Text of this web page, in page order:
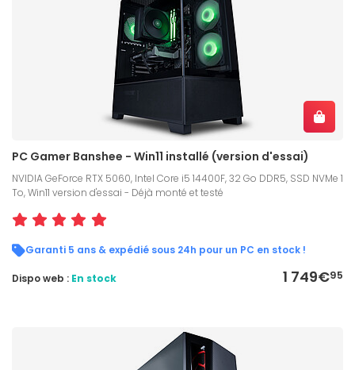
PC Gamer Banshee - Win11 installé (version d'essai)
NVIDIA GeForce RTX 5060, Intel Core i5 14400F, 32 Go DDR5, SSD NVMe 1
To, Win11 version d'essai - Déjà monté et testé
Garanti 5 ans & expédié sous 24h pour un PC en stock !
1 749€95
Dispo web : En stock